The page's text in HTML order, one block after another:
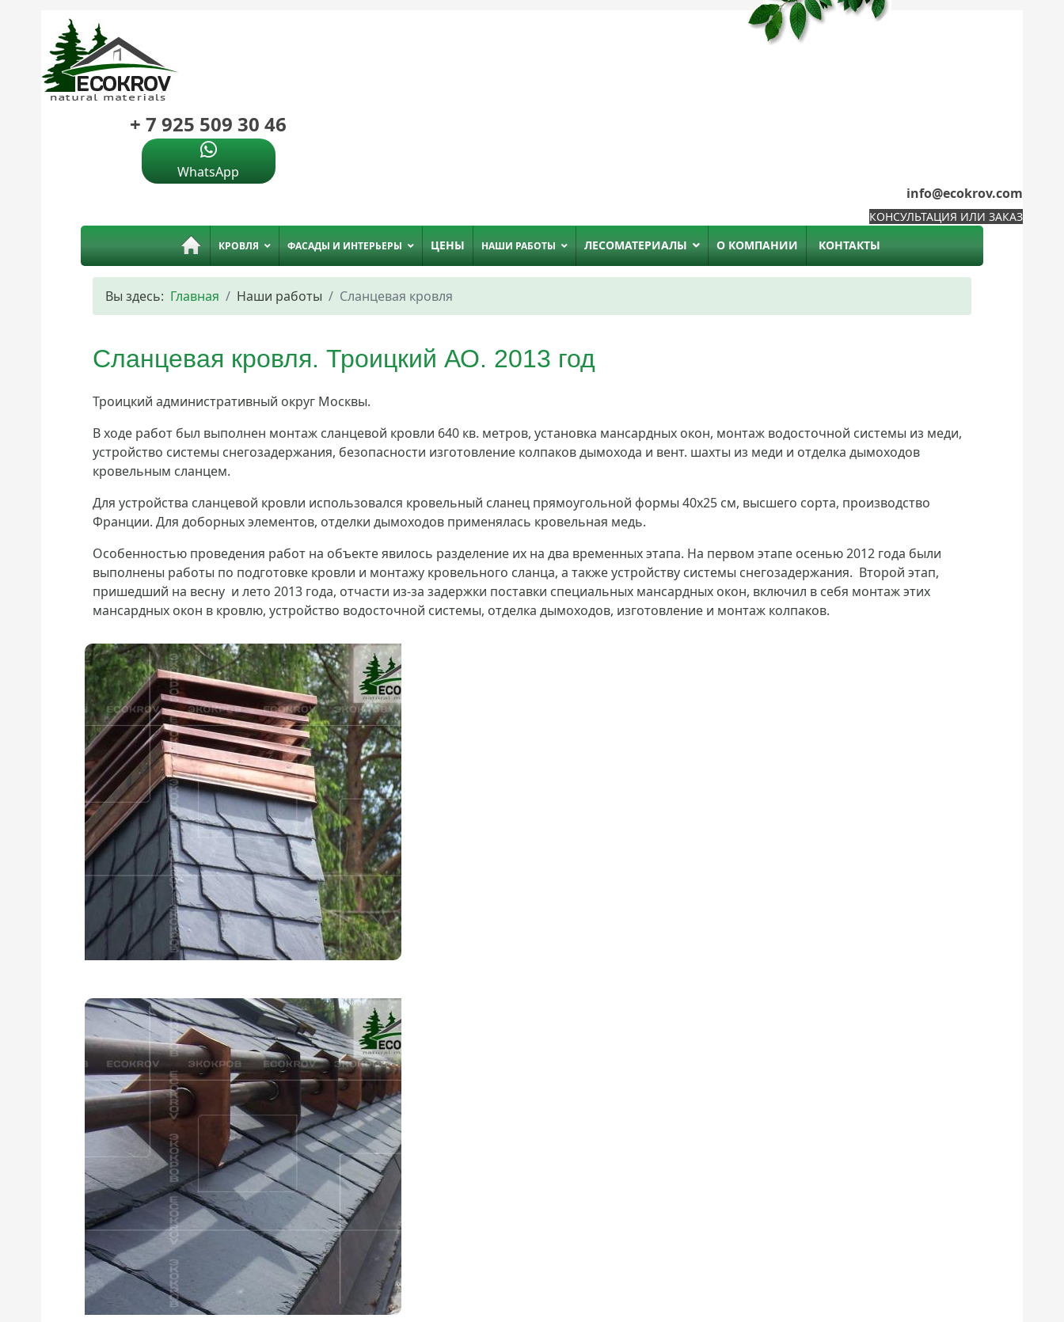
+ 7 925 509 30 46
WhatsApp
info@ecokrov.com
КОНСУЛЬТАЦИЯ ИЛИ ЗАКАЗ
КРОВЛЯ ФАСАДЫ И ИНТЕРЬЕРЫ ЦЕНЫ НАШИ РАБОТЫ ЛЕСОМАТЕРИАЛЫ О КОМПАНИИ КОНТАКТЫ
Вы здесь: Главная Наши работы Сланцевая кровля
Сланцевая кровля. Троицкий АО. 2013 год
Троицкий административный округ Москвы.
В ходе работ был выполнен монтаж сланцевой кровли 640 кв. метров, установка мансардных окон, монтаж водосточной системы из меди,
устройство системы снегозадержания, безопасности изготовление колпаков дымохода и вент. шахты из меди и отделка дымоходов
кровельным сланцем.
Для устройства сланцевой кровли использовался кровельный сланец прямоугольной формы 40х25 см, высшего сорта, производство
Франции. Для доборных элементов, отделки дымоходов применялась кровельная медь.
Особенностью проведения работ на объекте явилось разделение их на два временных этапа. На первом этапе осенью 2012 года были
выполнены работы по подготовке кровли и монтажу кровельного сланца, а также устройству системы снегозадержания. Второй этап,
пришедший на весну и лето 2013 года, отчасти из-за задержки поставки специальных мансардных окон, включил в себя монтаж этих
мансардных окон в кровлю, устройство водосточной системы, отделка дымоходов, изготовление и монтаж колпаков.